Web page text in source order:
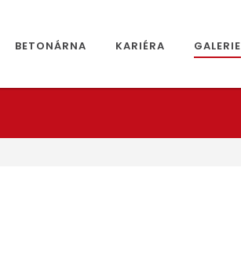
BETONÁRNA KARIÉRA GALERIE